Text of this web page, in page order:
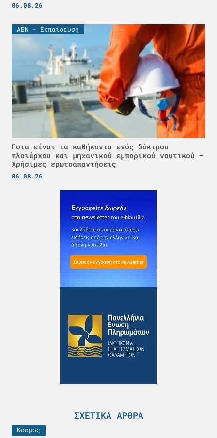
06.08.26
ΑΕΝ - Εκπαίδευση
Ποια είναι τα καθήκοντα ενός δόκιμου
πλοιάρχου και μηχανικού εμπορικού ναυτικού –
Χρήσιμες ερωτοαπαντήσεις
06.08.26
ΣΧΕΤΙΚΆ ΆΡΘΡΑ
Κόσμος